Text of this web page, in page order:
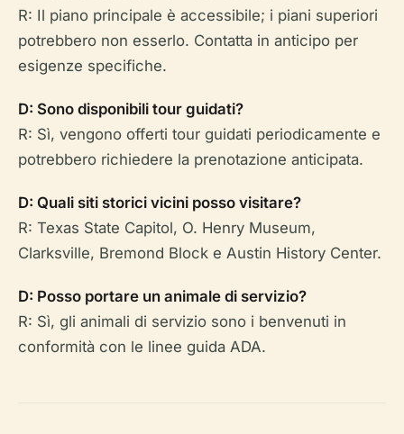
R: Il piano principale è accessibile; i piani superiori
potrebbero non esserlo. Contatta in anticipo per
esigenze specifiche.
D: Sono disponibili tour guidati?
R: Sì, vengono offerti tour guidati periodicamente e
potrebbero richiedere la prenotazione anticipata.
D: Quali siti storici vicini posso visitare?
R: Texas State Capitol, O. Henry Museum,
Clarksville, Bremond Block e Austin History Center.
D: Posso portare un animale di servizio?
R: Sì, gli animali di servizio sono i benvenuti in
conformità con le linee guida ADA.